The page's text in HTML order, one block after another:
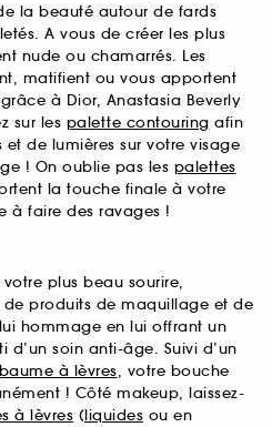
la beauté autour de fards
A vous de créer les plus
nude ou chamarrés. Les
matifient ou vous apportent
à Dior, Anastasia Beverly
sur les palette contouring afin
et de lumières sur votre visage
! On oublie pas les palettes
la touche finale à votre
à faire des ravages !
plus beau sourire,
produits de maquillage et de
hommage en lui offrant un
soin anti-âge. Suivi d’un
baume à lèvres, votre bouche
! Côté makeup, laissez-
à lèvres (liquides ou en